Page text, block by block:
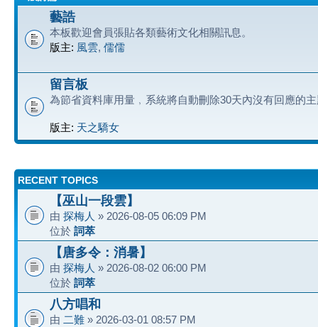
藝誥
本板歡迎會員張貼各類藝術文化相關訊息。
版主: 風雲, 儒儒
留言板
為節省資料庫用量﹐系統將自動刪除30天內沒有回應的
版主: 天之驕女
RECENT TOPICS
【巫山一段雲】
由 探梅人 » 2026-08-05 06:09 PM
位於 詞萃
【唐多令：消暑】
由 探梅人 » 2026-08-02 06:00 PM
位於 詞萃
八方唱和
由 二難 » 2026-03-01 08:57 PM